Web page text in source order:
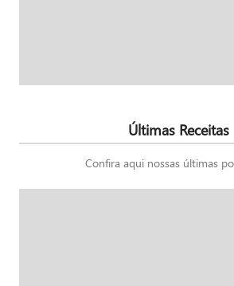
Últimas Receitas
Confira aqui nossas últimas